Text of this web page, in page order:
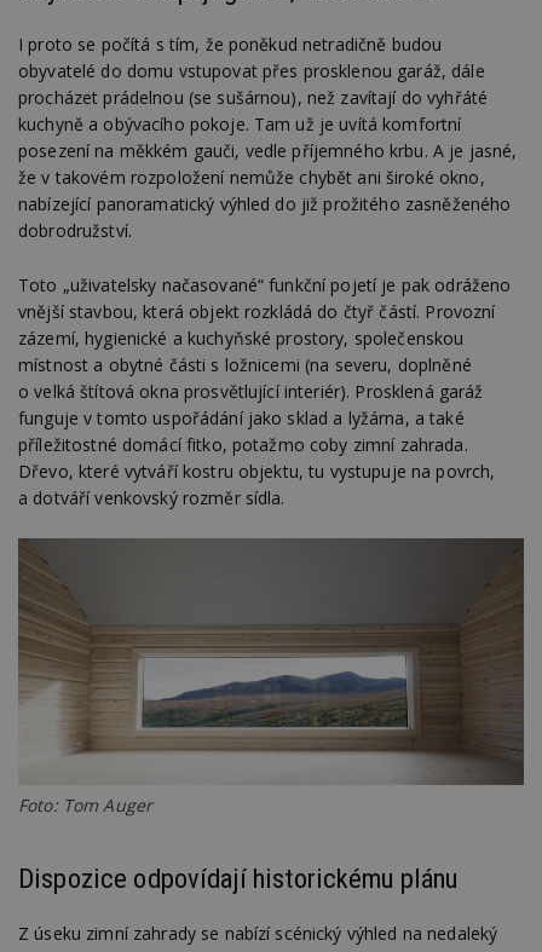
I proto se počítá s tím, že poněkud netradičně budou
obyvatelé do domu vstupovat přes prosklenou garáž, dále
procházet prádelnou (se sušárnou), než zavítají do vyhřáté
kuchyně a obývacího pokoje. Tam už je uvítá komfortní
posezení na měkkém gauči, vedle příjemného krbu. A je jasné,
že v takovém rozpoložení nemůže chybět ani široké okno,
nabízející panoramatický výhled do již prožitého zasněženého
dobrodružství.
Toto „uživatelsky načasované“ funkční pojetí je pak odráženo
vnější stavbou, která objekt rozkládá do čtyř částí. Provozní
zázemí, hygienické a kuchyňské prostory, společenskou
místnost a obytné části s ložnicemi (na severu, doplněné
o velká štítová okna prosvětlující interiér). Prosklená garáž
funguje v tomto uspořádání jako sklad a lyžárna, a také
příležitostné domácí fitko, potažmo coby zimní zahrada.
Dřevo, které vytváří kostru objektu, tu vystupuje na povrch,
a dotváří venkovský rozměr sídla.
Foto: Tom Auger
Dispozice odpovídají historickému plánu
Z úseku zimní zahrady se nabízí scénický výhled na nedaleký